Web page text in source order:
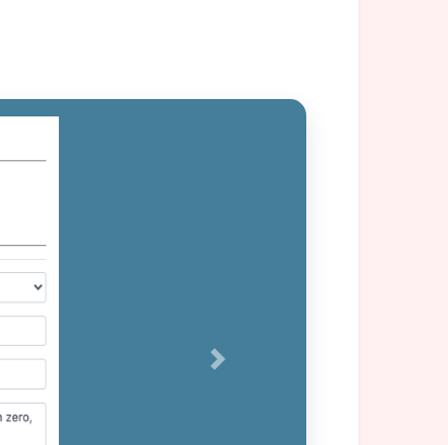
Next